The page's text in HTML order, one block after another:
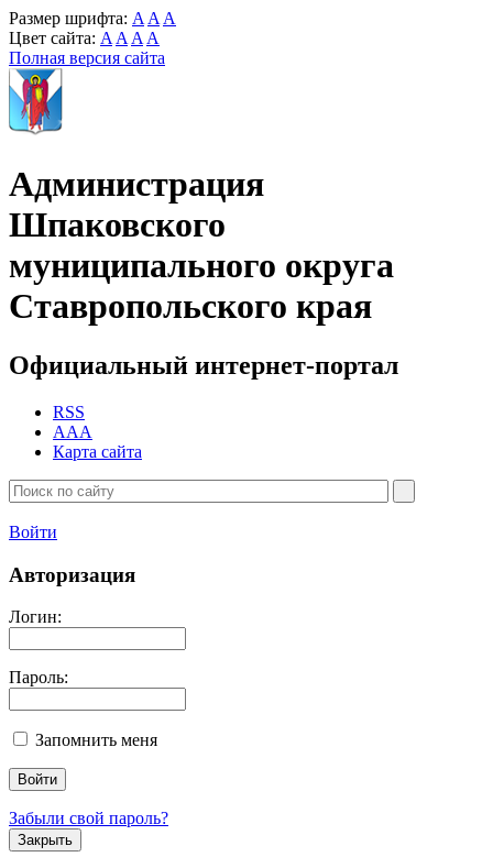
Размер шрифта: A A A
Цвет сайта: A A A A
Полная версия сайта
Администрация
Шпаковского
муниципального округа
Ставропольского края
Официальный интернет-портал
RSS
AAA
Карта сайта
Войти
Авторизация
Логин:
Пароль:
Запомнить меня
Забыли свой пароль?
Закрыть